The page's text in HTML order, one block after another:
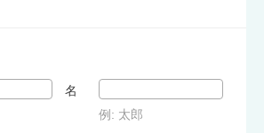
名
例: 太郎